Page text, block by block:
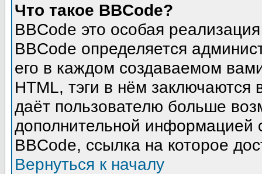
Что такое BBCode?
BBCode это особая
BBCode определяется
его в каждом создаваемом
HTML, тэги в нём заключаются
даёт пользователю больше
дополнительной информацией
BBCode, ссылка на которое
Вернуться к началу